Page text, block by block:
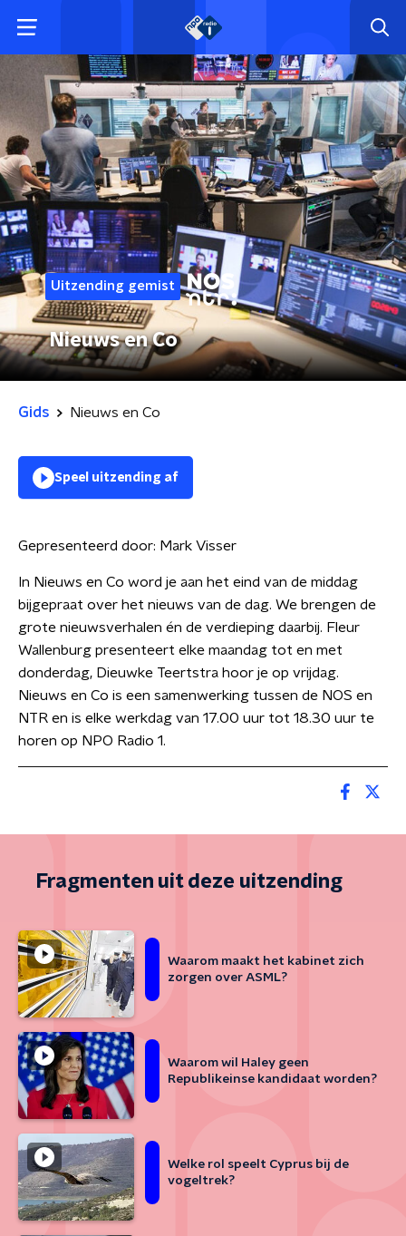
Uitzending gemist
Nieuws en Co
Gids Nieuws en Co
Speel uitzending af
Gepresenteerd door: Mark Visser
In Nieuws en Co word je aan het eind van de middag
bijgepraat over het nieuws van de dag. We brengen de
grote nieuwsverhalen én de verdieping daarbij. Fleur
Wallenburg presenteert elke maandag tot en met
donderdag, Dieuwke Teertstra hoor je op vrijdag.
Nieuws en Co is een samenwerking tussen de NOS en
NTR en is elke werkdag van 17.00 uur tot 18.30 uur te
horen op NPO Radio 1.
Fragmenten uit deze uitzending
Waarom maakt het kabinet zich
zorgen over ASML?
Waarom wil Haley geen
Republikeinse kandidaat worden?
Welke rol speelt Cyprus bij de
vogeltrek?